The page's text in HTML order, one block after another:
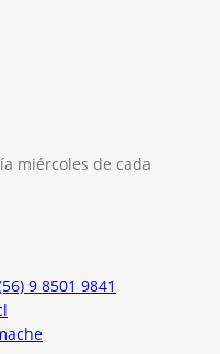
miércoles de cada
9 8501 9841